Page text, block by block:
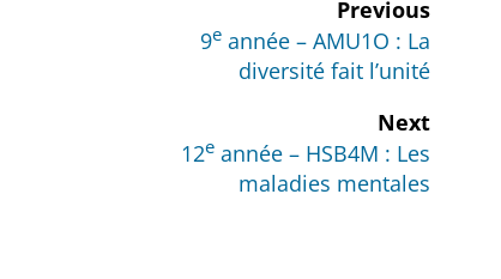
Previous
9eannée – AMU1O : La
diversité fait l’unité
Next
12eannée – HSB4M : Les
maladies mentales